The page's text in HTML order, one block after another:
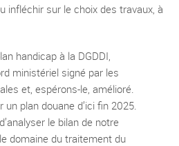
infléchir sur le choix des travaux, à
handicap à la DGDDI,
ministériel signé par les
et, espérons-le, amélioré.
un plan douane d’ici fin 2025.
le bilan de notre
domaine du traitement du